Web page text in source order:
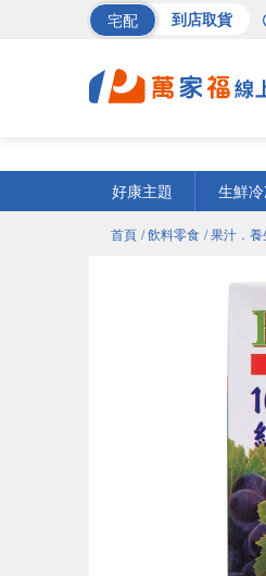
宅配 到店取貨
好康主題
生鮮
首頁 / 飲料零食 / 果汁．養